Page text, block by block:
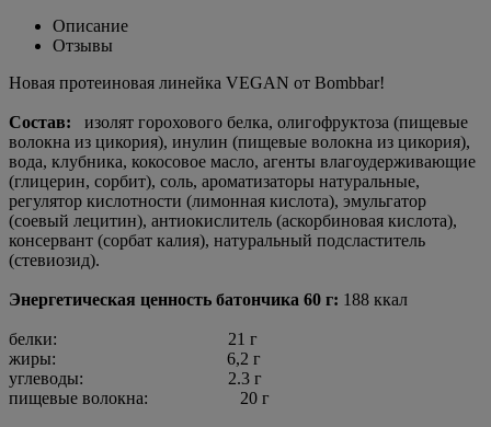
Описание
Отзывы
Новая протеиновая линейка VEGAN от Bombbar!
Состав: изолят горохового белка, олигофруктоза (пищевые
волокна из цикория), инулин (пищевые волокна из цикория),
вода, клубника, кокосовое масло, агенты влагоудерживающие
(глицерин, сорбит), соль, ароматизаторы натуральные,
регулятор кислотности (лимонная кислота), эмульгатор
(соевый лецитин), антиокислитель (аскорбиновая кислота),
консервант (сорбат калия), натуральный подсластитель
(стевиозид).
Энергетическая ценность батончика 60 г: 188 ккал
белки: 21 г
жиры: 6,2 г
углеводы: 2.3 г
пищевые волокна: 20 г